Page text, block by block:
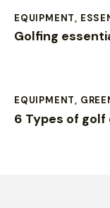
EQUIPMENT,
Golfing
EQUIPMENT,
6 Types of